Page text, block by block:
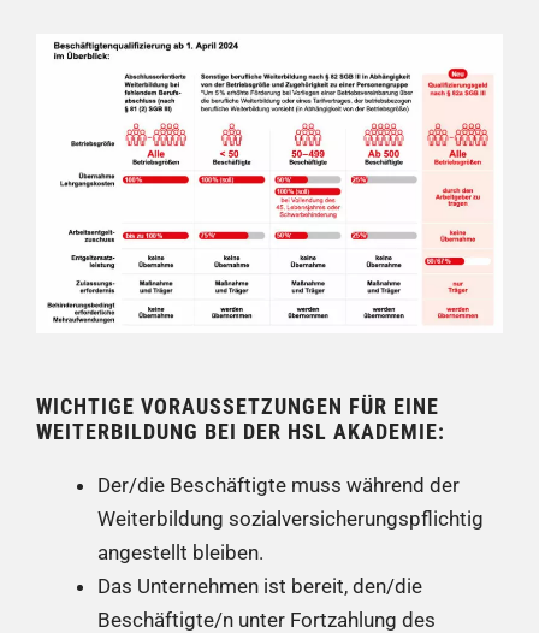
WICHTIGE VORAUSSETZUNGEN FÜR EINE
WEITERBILDUNG BEI DER HSL AKADEMIE:
Der/die Beschäftigte muss während der
Weiterbildung sozialversicherungspflichtig
angestellt bleiben.
Das Unternehmen ist bereit, den/die
Beschäftigte/n unter Fortzahlung des